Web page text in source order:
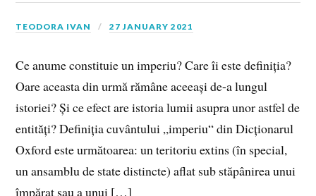
TEODORA IVAN 27 JANUARY 2021
Ce anume constituie un imperiu? Care îi este definiția?
Oare aceasta din urmă rămâne aceeași de-a lungul
istoriei? Și ce efect are istoria lumii asupra unor astfel de
entități? Definiția cuvântului „imperiu“ din Dicționarul
Oxford este următoarea: un teritoriu extins (în special,
un ansamblu de state distincte) aflat sub stăpânirea unui
împărat sau a unui […]